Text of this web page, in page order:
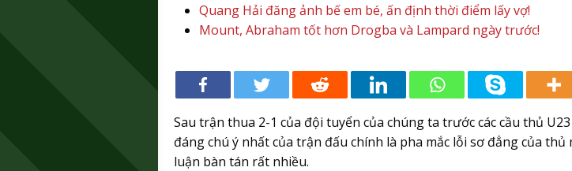
Quang Hải đăng ảnh bế em bé, ấn định thời điểm lấy vợ!
Mount, Abraham tốt hơn Drogba và Lampard ngày trước!
Sau trận thua 2-1 của đội tuyển của chúng ta trước các cầu thủ
đáng chú ý nhất của trận đấu chính là pha mắc lỗi sơ đẳng của
luận bàn tán rất nhiều.